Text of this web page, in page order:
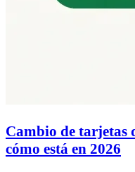
Cambio de tarjetas
cómo está en 2026